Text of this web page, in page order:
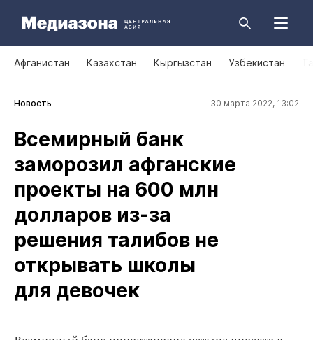
Афганистан Казахстан Кыргызстан Узбекистан
Новость 30 марта 2022, 13:02
Всемирный банк
заморозил афганские
проекты на 600 млн
долларов из‑за
решения талибов не
открывать школы
для девочек